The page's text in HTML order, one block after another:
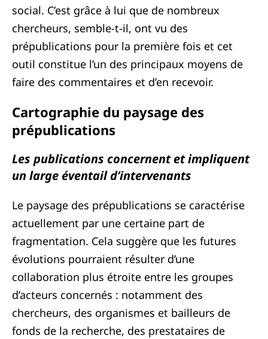
social. C’est grâce à lui que de nombreux
chercheurs, semble-t-il, ont vu des
prépublications pour la première fois et cet
outil constitue l’un des principaux moyens de
faire des commentaires et d’en recevoir.
Cartographie du paysage des
prépublications
Les publications concernent et impliquent
un large éventail d’intervenants
Le paysage des prépublications se caractérise
actuellement par une certaine part de
fragmentation. Cela suggère que les futures
évolutions pourraient résulter d’une
collaboration plus étroite entre les groupes
d’acteurs concernés : notamment des
chercheurs, des organismes et bailleurs de
fonds de la recherche, des prestataires de